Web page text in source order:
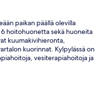
paikan päällä olevilla
hoitohuonetta sekä huoneita
kuumakivihieronta,
kuorinnat. Kylpylässä on
vesiterapiahoitoja ja